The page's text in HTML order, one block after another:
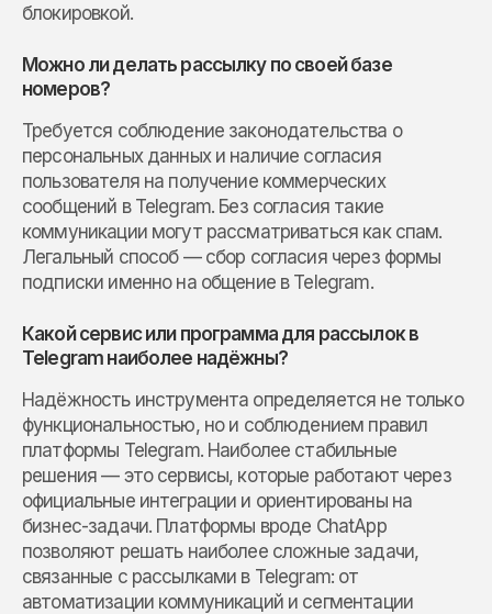
блокировкой.
Можно ли делать рассылку по своей базе
номеров?
Требуется соблюдение законодательства о
персональных данных и наличие согласия
пользователя на получение коммерческих
сообщений в Telegram. Без согласия такие
коммуникации могут рассматриваться как спам.
Легальный способ — сбор согласия через формы
подписки именно на общение в Telegram.
Какой сервис или программа для рассылок в
Telegram наиболее надёжны?
Надёжность инструмента определяется не только
функциональностью, но и соблюдением правил
платформы Telegram. Наиболее стабильные
решения — это сервисы, которые работают через
официальные интеграции и ориентированы на
бизнес-задачи. Платформы вроде ChatApp
позволяют решать наиболее сложные задачи,
связанные с рассылками в Telegram: от
автоматизации коммуникаций и сегментации